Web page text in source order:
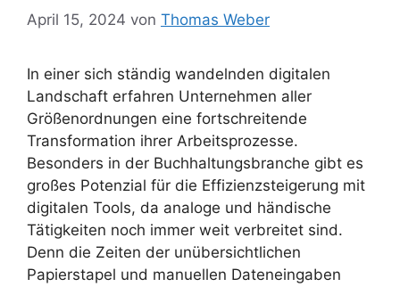
April 15, 2024 von Thomas Weber
In einer sich ständig wandelnden digitalen
Landschaft erfahren Unternehmen aller
Größenordnungen eine fortschreitende
Transformation ihrer Arbeitsprozesse.
Besonders in der Buchhaltungsbranche gibt es
großes Potenzial für die Effizienzsteigerung mit
digitalen Tools, da analoge und händische
Tätigkeiten noch immer weit verbreitet sind.
Denn die Zeiten der unübersichtlichen
Papierstapel und manuellen Dateneingaben